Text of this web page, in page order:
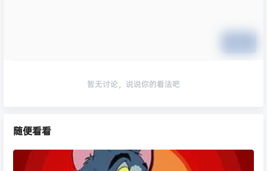
暂无讨论，说说你的看法吧
随便看看